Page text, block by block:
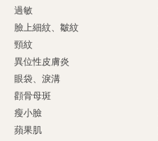
過敏
臉上細紋、皺紋
頸紋
異位性皮膚炎
眼袋、淚溝
顴骨母斑
瘦小臉
蘋果肌